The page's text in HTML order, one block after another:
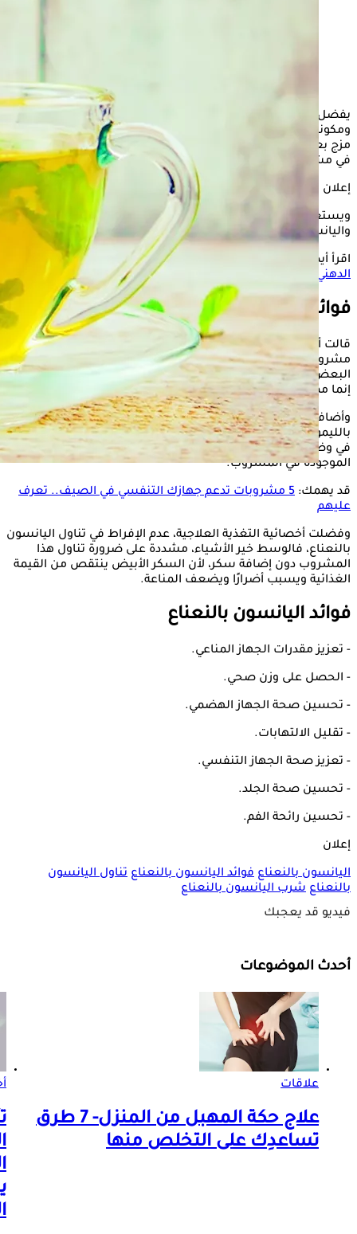
يفضل البعض تناول المشروبات الدافئة، التي تحتوي على مركبات
ومكونات تحسن من الصحة العامة، بشكل دوري، كما يميليون إلى
مزج بعض هذه المشروبات مع بعضها، للاستفادة من المكونين
في مشروب واحد.
إعلان
ويستعرض "الكونسلتو" في السطور التالية، فوائد شرب النعناع
واليانسون.
اقرأ أيضًا:
تستحق التجربة- 6 وصفات بالزنجبيل لعلاج مرض الكبد
الدهني
فوائد النعناع واليانسون
قالت أخصائية التغذية العلاجية، الدكتورة مروة إبراهيم، إن تناول
مشروب اليانسون بالنعناع، لا يؤدي إلى التخسيس كما يعتقد
البعض، مؤكدة أن لا يوجد مشروبات تخسس وآخرى تزيد الوزن،
إنما ممكن تسبب رفع لمعدل حرق السعرات الحرارية.
وأضافت أخصائية التغذية العلاجية، أنه لا يفضل شرب اليانسون
بالليمون مغلي، فالأفضل أن يتم مزجهما في كوب واحد، ثم البدء
في وضع الماء الساخن، وهذا لضمان عدم فقدان الزيوت الطيارة
الموجودة في المشروب.
قد يهمك:
5 مشروبات تدعم جهازك التنفسي في الصيف.. تعرف
عليهم
وفضلت أخصائية التغذية العلاجية، عدم الإفراط في تناول اليانسون
بالنعناع، فالوسط خير الأشياء، مشددة على ضرورة تناول هذا
المشروب دون إضافة سكر، لأن السكر الأبيض ينتقص من القيمة
الغذائية ويسبب أضرارًا ويضعف المناعة.
فوائد اليانسون بالنعناع
- تعزيز مقدرات الجهاز المناعي.
- الحصل على وزن صحي.
- تحسين صحة الجهاز الهضمي.
- تقليل الالتهابات.
- تعزيز صحة الجهاز التنفسي.
- تحسين صحة الجلد.
- تحسين رائحة الفم.
إعلان
اليانسون بالنعناع فوائد اليانسون بالنعناع تناول اليانسون
بالنعناع شرب اليانسون بالنعناع
فيديو قد يعجبك
أحدث الموضوعات
علاقات
علاج حكة المهبل من المنزل- 7 طرق
تساعدِك على التخلص منها